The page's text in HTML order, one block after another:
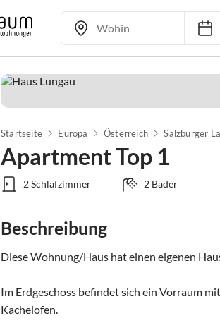
Startseite Europa Österreich Salzburger
Apartment Top 1
2 Schlafzimmer 2 Bäder
Beschreibung
Diese Wohnung/Haus hat einen eigenen
Im Erdgeschoss befindet sich ein Vorraum
Kachelofen.